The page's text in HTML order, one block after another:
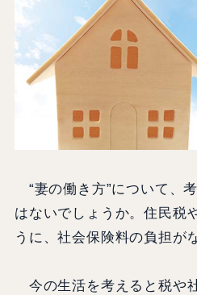
“妻の働き方”について、
はないでしょうか。住民税
うに、社会保険料の負担
今の生活を考えると税や